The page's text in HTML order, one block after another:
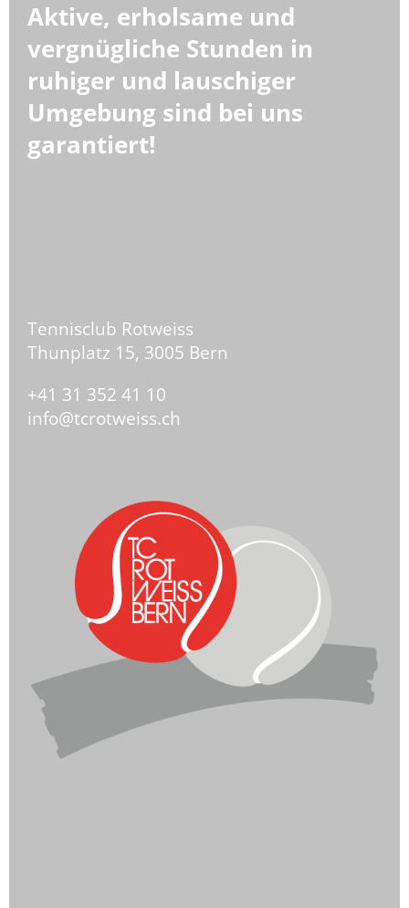
Aktive, erholsame und
vergnügliche Stunden in
ruhiger und lauschiger
Umgebung sind bei uns
garantiert!
Tennisclub Rotweiss
Thunplatz 15, 3005 Bern
+41 31 352 41 10
info@tcrotweiss.ch